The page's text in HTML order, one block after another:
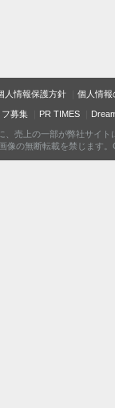
人情報保護方針 個人情報
フ募集 PR TIMES
売上の一部が弊社サイト
像の無断転載を禁じます。